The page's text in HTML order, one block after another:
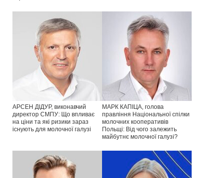
АРСЕН ДІДУР, виконавчий
директор СМПУ: Що впливає
на ціни та які ризики зараз
існують для молочної галузі
МАРК КАПІЦА, голова
правління Національної спілки
молочних кооперативів
Польщі: Від чого залежить
майбутнє молочної галузі?